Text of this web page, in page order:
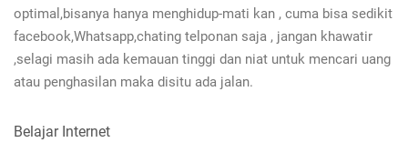
optimal,bisanya hanya menghidup-mati kan , cuma bisa sedikit
facebook,Whatsapp,chating telponan saja , jangan khawatir
,selagi masih ada kemauan tinggi dan niat untuk mencari uang
atau penghasilan maka disitu ada jalan.
Belajar Internet